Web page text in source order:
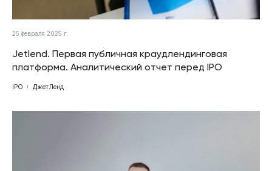
25 февраля 2025 г.
Jetlend. Первая публичная краудлендинговая
платформа. Аналитический отчет перед IPO
IPO ДжетЛенд